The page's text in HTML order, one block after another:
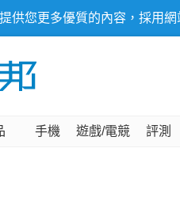
供您更多優質的內容，採用
手機 遊戲/電競 評測